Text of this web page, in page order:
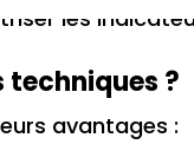
techniques ?
avantages :